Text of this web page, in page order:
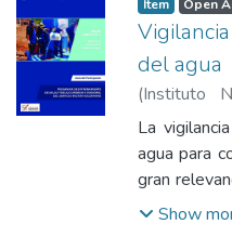
salud de la
enfermar
Item Open
del agua
(Instituto
Minchan
Blanca
Diamantina
Torres
La
agua para
gran
que la
Show